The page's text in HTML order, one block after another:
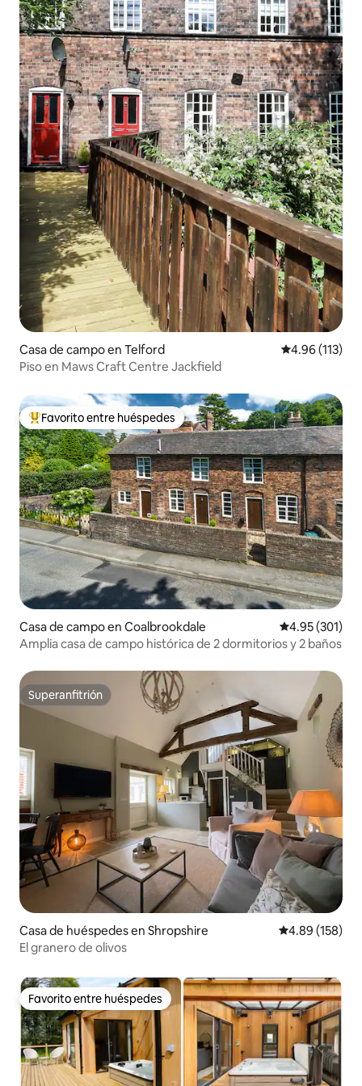
Casa de campo en Telford Calificación
4.96 (113)
Piso en Maws Craft Centre Jackfield
Favorito entre huéspedes preferido
Favorito entre huéspedes
Casa de campo en Coalbrookdale Calificación
4.95 (301)
Amplia casa de campo histórica de 2 dormitorios y 2 baños
Superanfitrión
Superanfitrión
Casa de huéspedes en Shropshire Calificación
4.89 (158)
El granero de olivos
Favorito entre huéspedes
Favorito entre huéspedes